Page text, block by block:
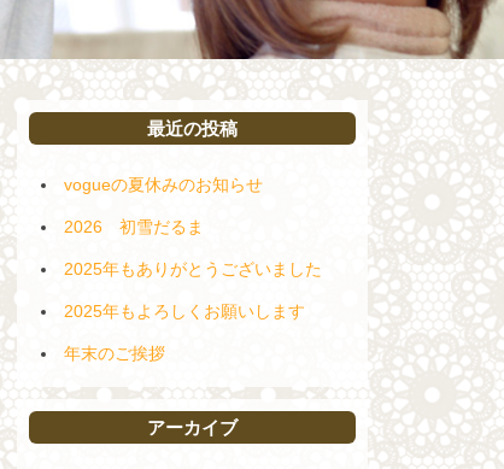
最近の投稿
vogueの夏休みのお知らせ
2026 初雪だるま
2025年もありがとうございました
2025年もよろしくお願いします
年末のご挨拶
アーカイブ